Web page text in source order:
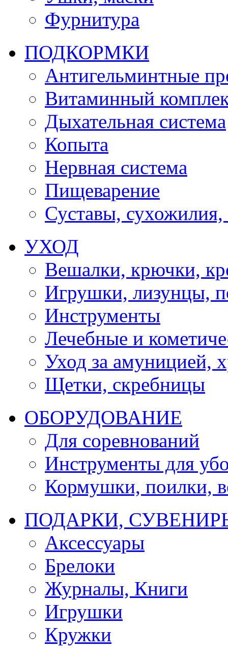
Фурнитура
ПОДКОРМКИ
Антигельминтные
Витаминный
Дыхательная система
Копыта
Нервная система
Пищеварение
Суставы, сухожилия,
УХОД
Вешалки, крючки,
Игрушки, лизунцы,
Инструменты
Лечебные и
Уход за амуницией,
Щетки, скребницы
ОБОРУДОВАНИЕ
Для соревнований
Инструменты для
Кормушки, поилки,
ПОДАРКИ,
Аксессуары
Брелоки
Журналы, Книги
Игрушки
Кружки